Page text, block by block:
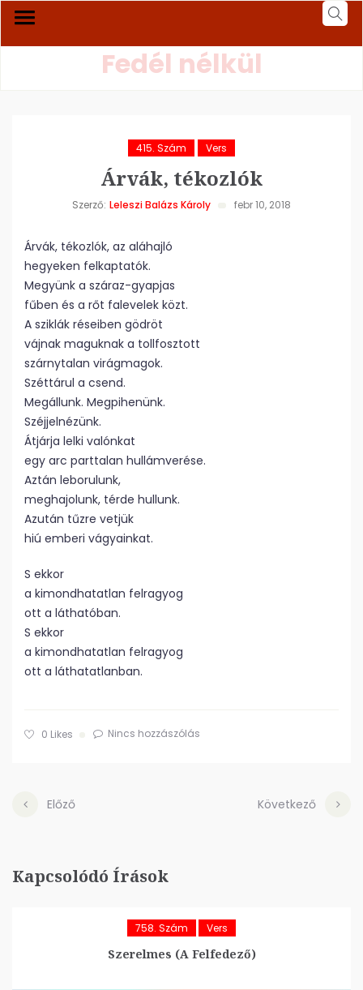
Fedél nélkül
415. Szám Vers
Árvák, tékozlók
Szerző: Leleszi Balázs Károly febr 10, 2018
Árvák, tékozlók, az aláhajló
hegyeken felkaptatók.
Megyünk a száraz-gyapjas
fűben és a rőt falevelek közt.
A sziklák réseiben gödröt
vájnak maguknak a tollfosztott
szárnytalan virágmagok.
Széttárul a csend.
Megállunk. Megpihenünk.
Széjjelnézünk.
Átjárja lelki valónkat
egy arc parttalan hullámverése.
Aztán leborulunk,
meghajolunk, térde hullunk.
Azután tűzre vetjük
hiú emberi vágyainkat.
S ekkor
a kimondhatatlan felragyog
ott a láthatóban.
S ekkor
a kimondhatatlan felragyog
ott a láthatatlanban.
0 Likes Nincs hozzászólás
Előző Következő
Kapcsolódó Írások
758. Szám Vers
Szerelmes (A Felfedező)